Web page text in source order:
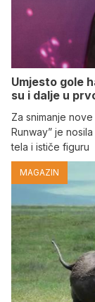
Umjesto gole
su i dalje u
Za snimanje
Runway” je
tela i ističe figuru
MAGAZIN